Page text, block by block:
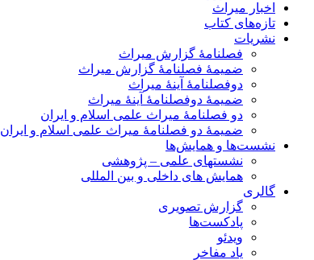
اخبار میراث
تازه‌های کتاب
نشریات
فصلنامۀ گزارش میراث
ضمیمۀ فصلنامۀ گزارش میراث
دوفصلنامۀ آینۀ میراث
ضمیمۀ دوفصلنامۀ آینۀ میراث
دو فصلنامۀ میراث علمی اسلام و ایران
ضمیمۀ دو فصلنامۀ میراث علمی اسلام و ایران
نشست‌ها و همایش‌ها
نشستهای علمی – پژوهشی
همایش های داخلی و بین المللی
گالری
گزارش تصویری
پادکست‌ها
ویدئو
یاد مفاخر